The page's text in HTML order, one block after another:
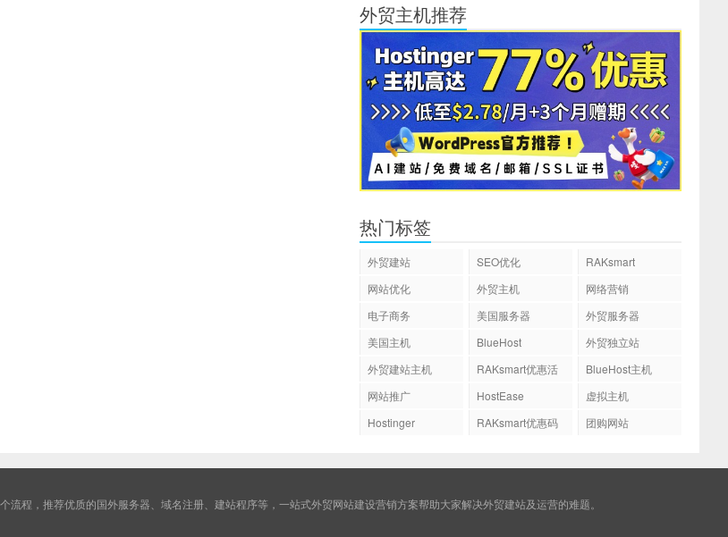
外贸主机推荐
热门标签
外贸建站 SEO优化
RAKsmart
网站优化
外贸主机
网络营销
电子商务
美国服务器
外贸服务器
美国主机
BlueHost
外贸独立站
外贸建站主机
RAKsmart优惠活
BlueHost主机
网站推广
HostEase
虚拟主机
Hostinger
RAKsmart优惠码 团购网站
程，推荐优质的国外服务器、域名注册、建站程序等，一站式外贸网站建设营销方案帮助大家解决外贸建站及运营的难题。